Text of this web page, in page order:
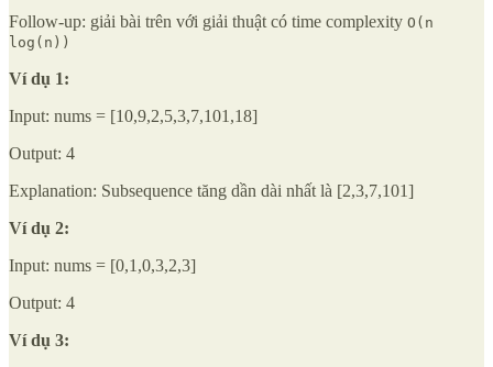
Follow-up: giải bài trên với giải thuật có time complexity O(n
log(n))
Ví dụ 1:
Input: nums = [10,9,2,5,3,7,101,18]
Output: 4
Explanation: Subsequence tăng dần dài nhất là [2,3,7,101]
Ví dụ 2:
Input: nums = [0,1,0,3,2,3]
Output: 4
Ví dụ 3: